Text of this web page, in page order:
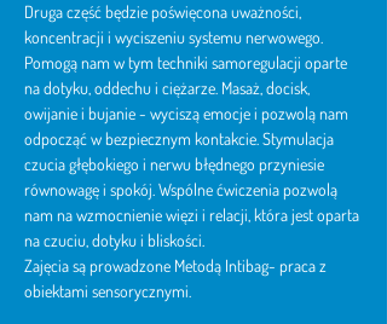
Druga część będzie poświęcona uważności,
koncentracji i wyciszeniu systemu nerwowego.
Pomogą nam w tym techniki samoregulacji oparte
na dotyku, oddechu i ciężarze. Masaż, docisk,
owijanie i bujanie - wyciszą emocje i pozwolą nam
odpocząć w bezpiecznym kontakcie. Stymulacja
czucia głębokiego i nerwu błędnego przyniesie
równowagę i spokój. Wspólne ćwiczenia pozwolą
nam na wzmocnienie więzi i relacji, która jest oparta
na czuciu, dotyku i bliskości.
Zajęcia są prowadzone Metodą Intibag- praca z
obiektami sensorycznymi.